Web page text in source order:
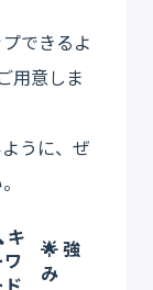
できるよ
用意しま
うに、ぜ
キ
🌟 強
み